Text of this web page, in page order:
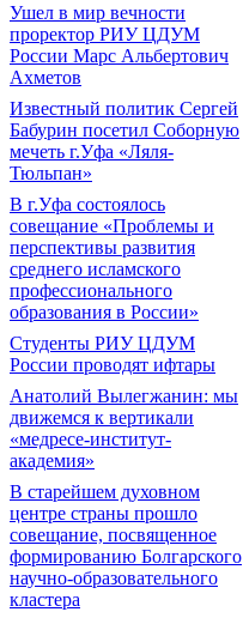
Ушел в мир вечности
проректор РИУ ЦДУМ
России Марс Альбертович
Ахметов
Известный политик Сергей
Бабурин посетил Соборную
мечеть г.Уфа «Ляля-
Тюльпан»
В г.Уфа состоялось
совещание «Проблемы и
перспективы развития
среднего исламского
профессионального
образования в России»
Студенты РИУ ЦДУМ
России проводят ифтары
Анатолий Вылегжанин: мы
движемся к вертикали
«медресе-институт-
академия»
В старейшем духовном
центре страны прошло
совещание, посвященное
формированию Болгарского
научно-образовательного
кластера